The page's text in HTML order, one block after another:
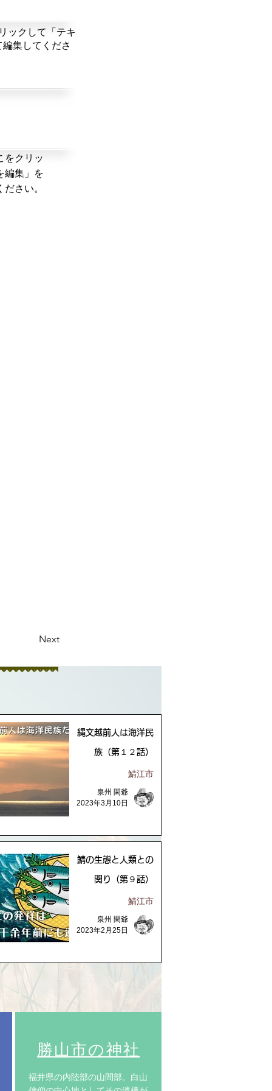
ックして「テキ
集してくださ
をクリッ
編集」を
さい。
Next
縄文越前人は海洋民
族（第１２話）
鯖江市
泉州 閑爺
2023年3月10日
鯖の生態と人類との
関り（第９話）
鯖江市
泉州 閑爺
2023年2月25日
​勝山市の神社
​福井県の内陸部の山間部。白山